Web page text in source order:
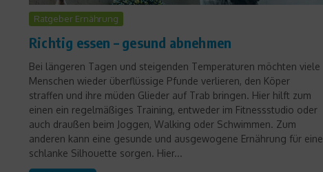
Ratgeber Ernährung
Richtig essen – gesund abnehmen
Bei längeren Tagen und steigenden Temperaturen möchten viele
Menschen wieder überflüssige Pfunde verlieren, den Köper
straffen und ihre müden Glieder auf Trab bringen. Hier hilft zum
einen ein regelmäßiges Training, entweder im Fitnessstudio oder
auch draußen beim Joggen, Walking oder Schwimmen. Zum
anderen kann eine gesunde und ausgewogene Ernährung für eine
schlanke Silhouette sorgen. Hier...